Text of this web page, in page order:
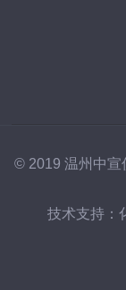
© 2019 温州中
技术支持：